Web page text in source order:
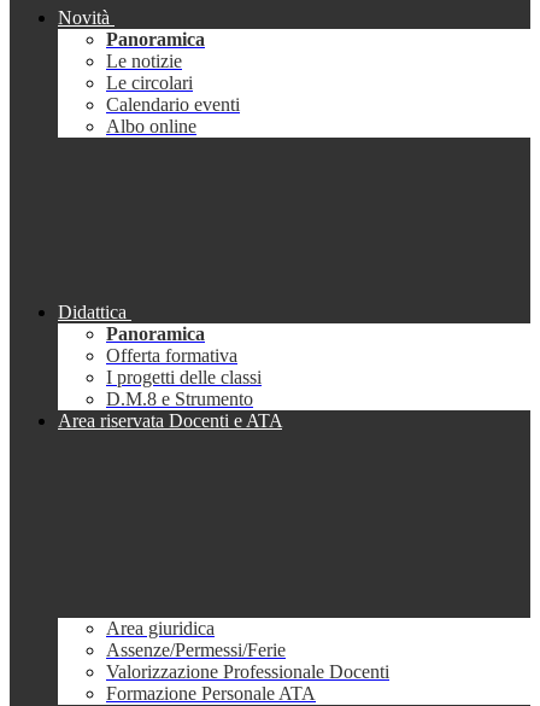
Novità
Panoramica
Le notizie
Le circolari
Calendario eventi
Albo online
Didattica
Panoramica
Offerta formativa
I progetti delle classi
D.M.8 e Strumento
Area riservata Docenti e ATA
Area giuridica
Assenze/Permessi/Ferie
Valorizzazione Professionale Docenti
Formazione Personale ATA